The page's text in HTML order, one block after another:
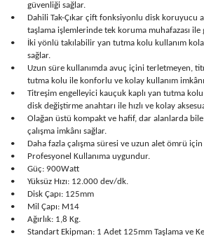
güvenliği sağlar.
•
Dahili Tak-Çıkar çift fonksiyonlu disk koruyucu
taşlama işlemlerinde tek koruma muhafazası ile
•
İki yönlü takılabilir yan tutma kolu kullanım
sağlar.
•
Uzun süre kullanımda avuç içini terletmeyen,
tutma kolu ile konforlu ve kolay kullanım
•
Titreşim engelleyici kauçuk kaplı yan tutma
disk değiştirme anahtarı ile hızlı ve kolay
•
Olağan üstü kompakt ve hafif, dar alanlarda
çalışma imkânı sağlar.
•
Daha fazla çalışma süresi ve uzun alet ömrü
•
Profesyonel Kullanıma uygundur.
•
Güç: 900Watt
•
Yüksüz Hızı: 12.000 dev/dk.
•
Disk Çapı: 125mm
•
Mil Çapı: M14
•
Ağırlık: 1,8 Kg.
•
Standart Ekipman: 1 Adet 125mm Taşlama ve